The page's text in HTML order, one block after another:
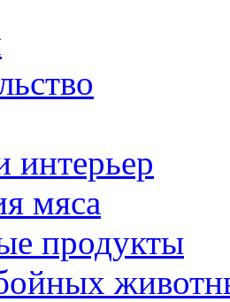
интерьер
мяса
продукты